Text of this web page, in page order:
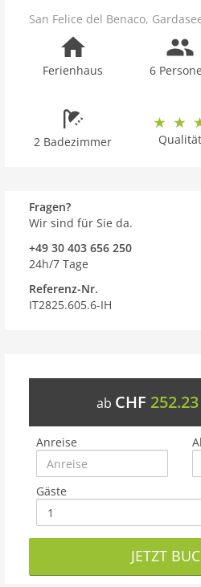
San Felice del Benaco,
Ferienhaus 6
2 Badezimmer Qualität
Fragen?
Wir sind für Sie da.
+49 30 403 656 250
24h/7 Tage
Referenz-Nr.
IT2825.605.6-IH
ab CHF 252.23
Anreise
Gäste
JETZT